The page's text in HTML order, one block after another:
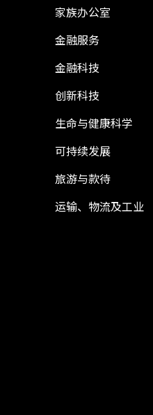
家族办公室
金融服务
金融科技
创新科技
生命与健康科学
可持续发展
旅游与款待
运输、物流及工业